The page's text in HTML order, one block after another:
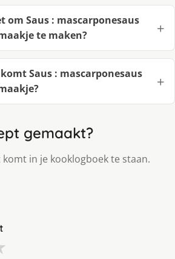
om Saus : mascarponesaus
te maken?
Saus : mascarponesaus
gemaakt?
in je kooklogboek te staan.